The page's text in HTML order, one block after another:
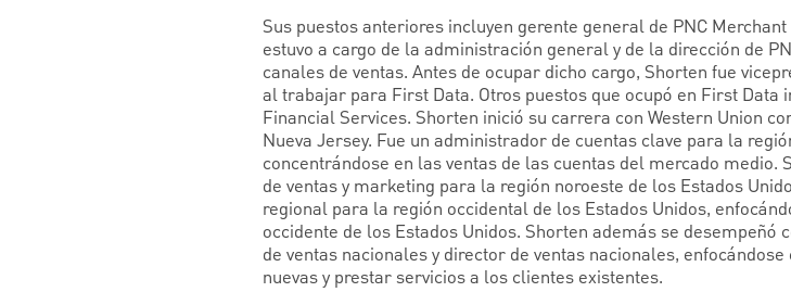
Sus puestos anteriores incluyen gerente general de PNC
estuvo a cargo de la administración general y de la dirección de
canales de ventas. Antes de ocupar dicho cargo, Shorten fue
al trabajar para First Data. Otros puestos que ocupó en First Data
Financial Services. Shorten inició su carrera con Western Union
Nueva Jersey. Fue un administrador de cuentas clave para la
concentrándose en las ventas de las cuentas del mercado
de ventas y marketing para la región noroeste de los Estados
regional para la región occidental de los Estados Unidos,
occidente de los Estados Unidos. Shorten además se desempeñó
de ventas nacionales y director de ventas nacionales,
nuevas y prestar servicios a los clientes existentes.